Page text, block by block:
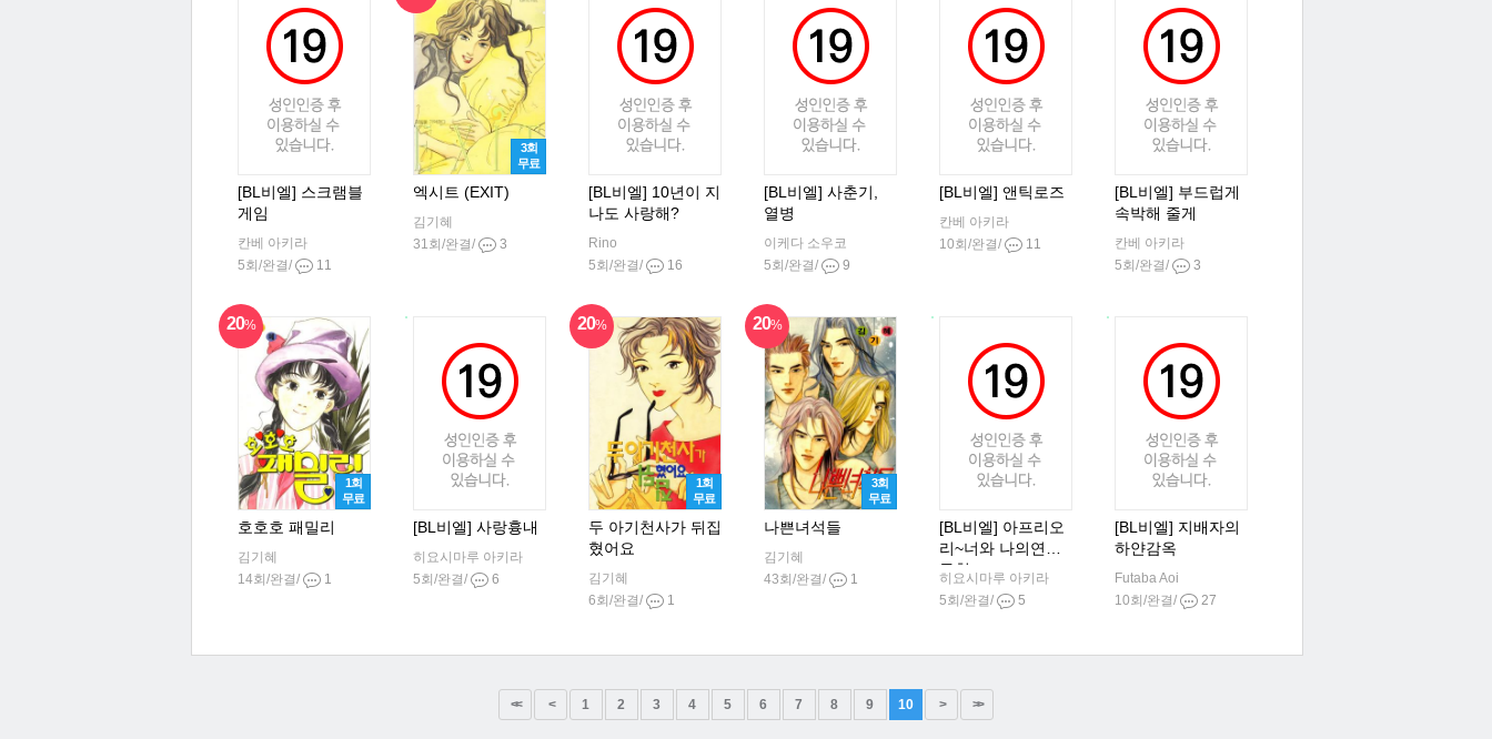
[BL비엘] 스크램블
게임
칸베 아키라
5회/완결/
11
3회
무료
엑시트 (EXIT)
김기혜
31회/완결/
3
[BL비엘] 10년이 지
나도 사랑해?
Rino
5회/완결/
16
[BL비엘] 사춘기,
열병
이케다 소우코
5회/완결/
9
[BL비엘] 앤틱로즈
칸베 아키라
10회/완결/
11
[BL비엘] 부드럽게
속박해 줄게
칸베 아키라
5회/완결/
3
20%
1회
무료
호호호 패밀리
김기혜
14회/완결/
1
[BL비엘] 사랑흉내
히요시마루 아키라
5회/완결/
6
20%
1회
무료
두 아기천사가 뒤집
혔어요
김기혜
6회/완결/
1
20%
3회
무료
나쁜녀석들
김기혜
43회/완결/
1
[BL비엘] 아프리오
리~너와 나의연애
규칙~
히요시마루 아키라
5회/완결/
5
[BL비엘] 지배자의
하얀감옥
Futaba Aoi
10회/완결/
27
<< < 1 2 3 4 5 6 7 8 9 10 > >>